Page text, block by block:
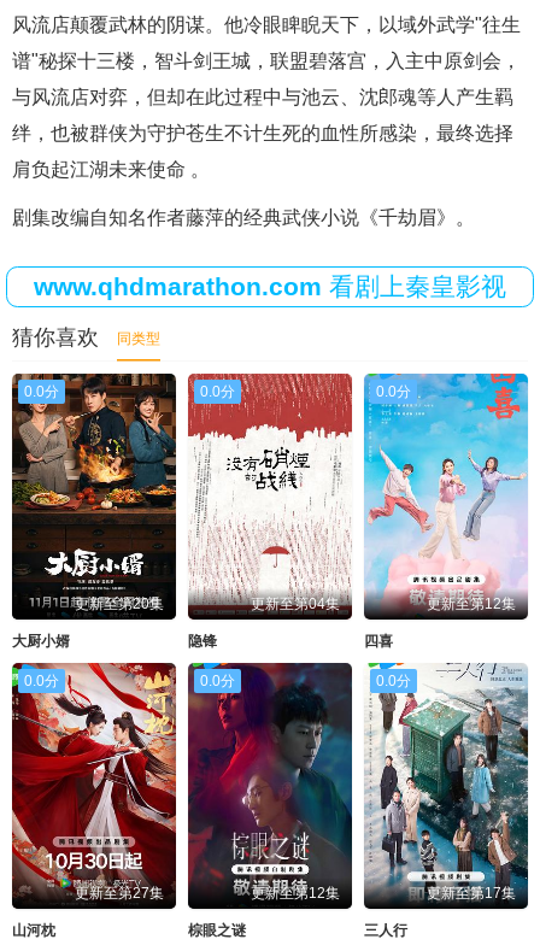
风流店颠覆武林的阴谋。他冷眼睥睨天下，以域外武学"往生
谱"秘探十三楼，智斗剑王城，联盟碧落宫，入主中原剑会，
与风流店对弈，但却在此过程中与池云、沈郎魂等人产生羁
绊，也被群侠为守护苍生不计生死的血性所感染，最终选择
肩负起江湖未来使命 。
剧集改编自知名作者藤萍的经典武侠小说《千劫眉》。
www.qhdmarathon.com 看剧上秦皇影视
猜你喜欢 同类型
0.0分
更新至第20集
大厨小婿
0.0分
更新至第04集
隐锋
0.0分
更新至第12集
四喜
0.0分
更新至第27集
山河枕
0.0分
更新至第12集
棕眼之谜
0.0分
更新至第17集
三人行